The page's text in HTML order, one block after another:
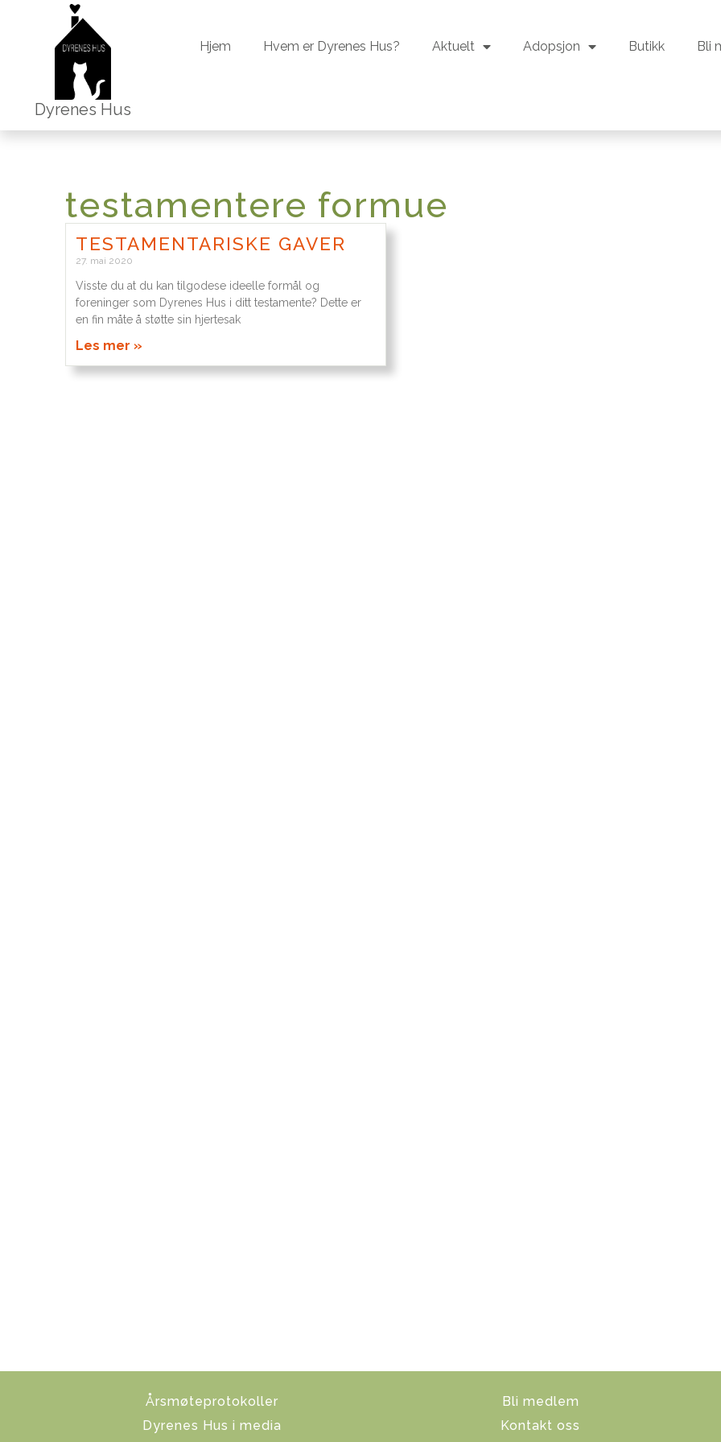
Dyrenes Hus
Hjem Hvem er Dyrenes Hus? Aktuelt Adopsjon Butikk Bli
testamentere formue
TESTAMENTARISKE GAVER
27. mai 2020
Visste du at du kan tilgodese ideelle formål og
foreninger som Dyrenes Hus i ditt testamente? Dette er
en fin måte å støtte sin hjertesak
Les mer »
Årsmøteprotokoller
Dyrenes Hus i media
Bli medlem
Kontakt oss